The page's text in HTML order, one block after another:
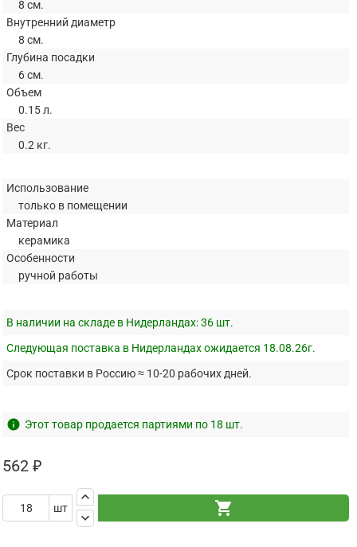
8 см.
Внутренний диаметр
8 см.
Глубина посадки
6 см.
Объем
0.15 л.
Вес
0.2 кг.
Использование
только в помещении
Материал
керамика
Особенности
ручной работы
В наличии на складе в Нидерландах:36 шт.
Следующая поставка в Нидерландах ожидается 18.08.26г.
Срок поставки в Россию ≈ 10-20 рабочих дней.
info Этот товар продается партиями по 18 шт.
562 ₽
шт
keyboard_arrow_up
keyboard_arrow_down
shopping_cart